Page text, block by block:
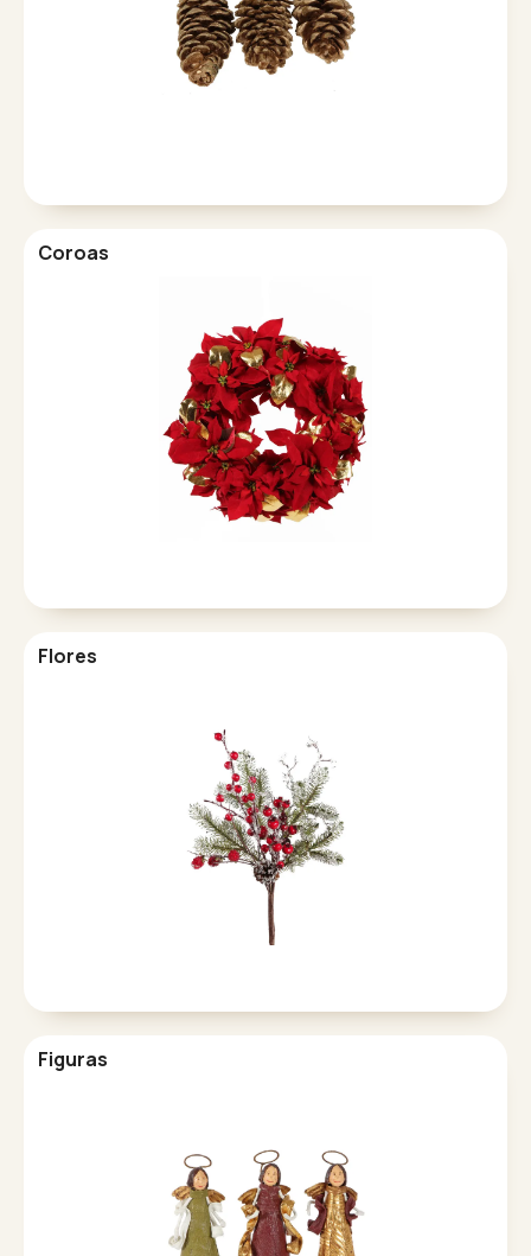
Coroas
Flores
Figuras